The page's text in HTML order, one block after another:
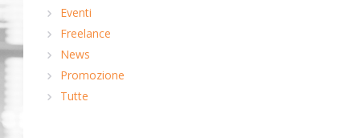
Eventi
Freelance
News
Promozione
Tutte